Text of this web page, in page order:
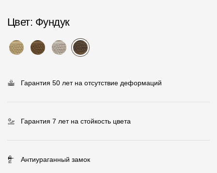
Рекламные материалы
Гарантии
Текстуры
Вопрос-ответ/Faq
Цвет: Фундук
Гарантия 50 лет на отсутствие деформаций
Гарантия 7 лет на стойкость цвета
Антиураганный замок